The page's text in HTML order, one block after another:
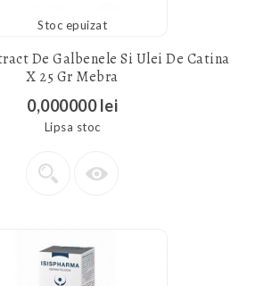
Stoc epuizat
De Galbenele Si Ulei De Catina
X 25 Gr Mebra
0,000000 lei
Lipsa stoc